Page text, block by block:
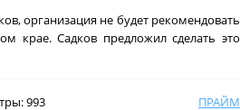
организация не будет рекомендовать
крае. Садков предложил сделать это
993 ПРАЙМ